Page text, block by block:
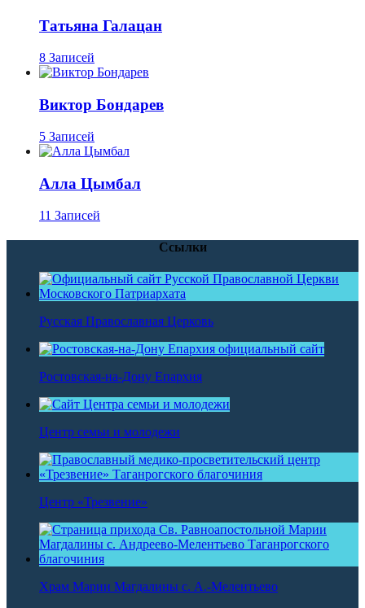
Татьяна Галацан
8 Записей
Виктор Бондарев
5 Записей
Алла Цымбал
11 Записей
Ссылки
Русская Православная Церковь
Ростовская-на-Дону Епархия
Центр семьи и молодежи
Центр «Трезвение»
Храм Марии Магдалины с. А.-Мелентьево